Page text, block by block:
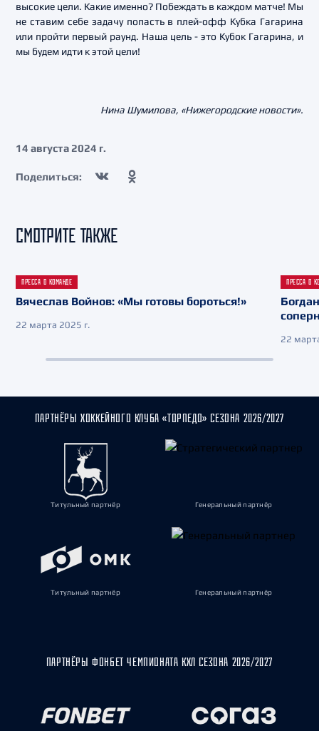
высокие цели. Какие именно? Побеждать в каждом матче! Мы
не ставим себе задачу попасть в плей-офф Кубка Гагарина
или пройти первый раунд. Наша цель - это Кубок Гагарина, и
мы будем идти к этой цели!
Нина Шумилова, «Нижегородские новости».
14 августа 2024 г.
Поделиться:
СМОТРИТЕ ТАКЖЕ
ПРЕССА О КОМАНДЕ
Вячеслав Войнов: «Мы готовы бороться!»
22 марта 2025 г.
ПРЕССА О
22
ПАРТНЁРЫ ХОККЕЙНОГО КЛУБА «ТОРПЕДО» СЕЗОНА 2026/2027
Титульный партнёр Генеральный партнёр
Титульный партнёр Генеральный партнёр
ПАРТНЁРЫ ФОНБЕТ ЧЕМПИОНАТА КХЛ СЕЗОНА 2026/2027